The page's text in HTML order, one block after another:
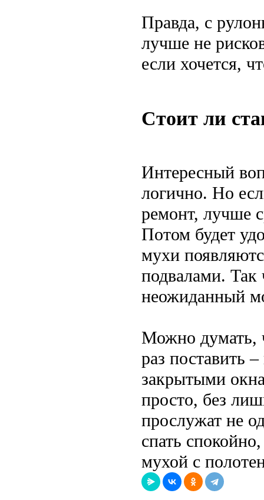
Правда, с
лучше не
если хочется,
Стоит ли
Интересный
логично. Но
ремонт, лучше
Потом будет
мухи
подвалами. Так
неожиданный
Можно думать,
раз поставить
закрытыми
просто, без
прослужат не
спать
мухой с